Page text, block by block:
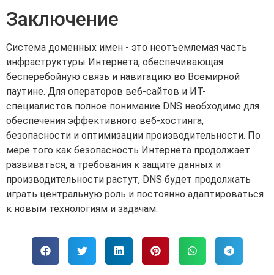
Заключение
Система доменных имен - это неотъемлемая часть
инфраструктуры Интернета, обеспечивающая
бесперебойную связь и навигацию во Всемирной
паутине. Для операторов веб-сайтов и ИТ-
специалистов полное понимание DNS необходимо для
обеспечения эффективного веб-хостинга,
безопасности и оптимизации производительности. По
мере того как безопасность Интернета продолжает
развиваться, а требования к защите данных и
производительности растут, DNS будет продолжать
играть центральную роль и постоянно адаптироваться
к новым технологиям и задачам.